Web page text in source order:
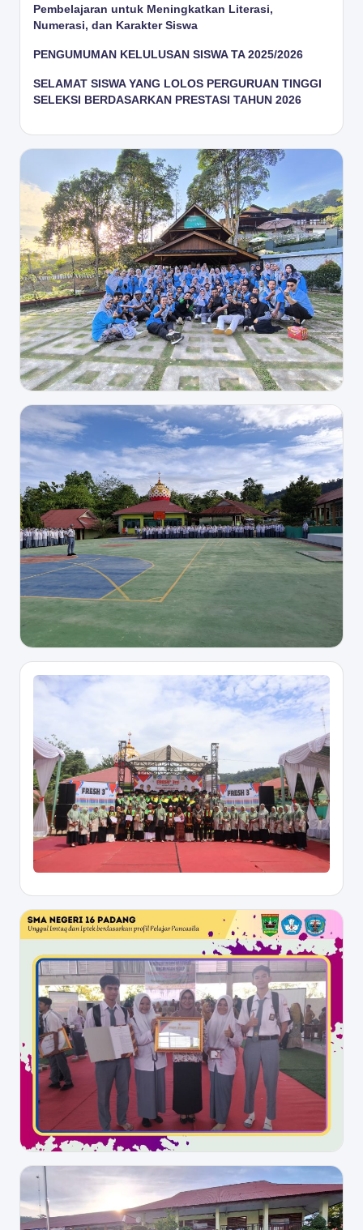
Pembelajaran untuk Meningkatkan Literasi,
Numerasi, dan Karakter Siswa
PENGUMUMAN KELULUSAN SISWA TA 2025/2026
SELAMAT SISWA YANG LOLOS PERGURUAN TINGGI
SELEKSI BERDASARKAN PRESTASI TAHUN 2026